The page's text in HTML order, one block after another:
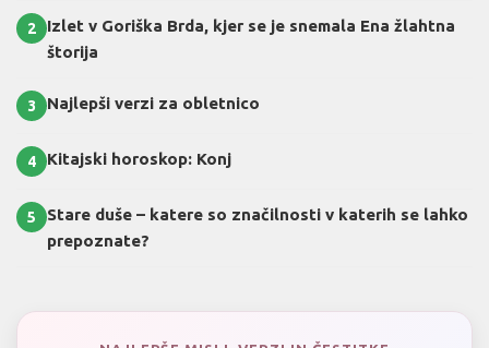
2
Izlet v Goriška Brda, kjer se je snemala Ena žlahtna
štorija
3 Najlepši verzi za obletnico
4 Kitajski horoskop: Konj
5
Stare duše – katere so značilnosti v katerih se lahko
prepoznate?